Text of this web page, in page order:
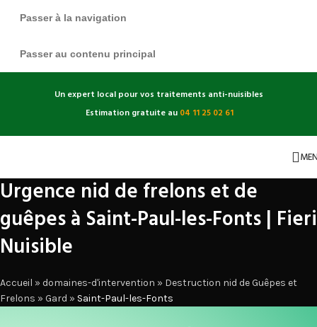
Passer à la navigation
Passer au contenu principal
Un expert local pour vos traitements anti-nuisibles
Estimation gratuite au 04 11 25 02 61
Urgence nid de frelons et de
guêpes à Saint-Paul-les-Fonts | Fieri
Nuisible
Accueil » domaines-d'intervention » Destruction nid de Guêpes et
Frelons » Gard » Saint-Paul-les-Fonts